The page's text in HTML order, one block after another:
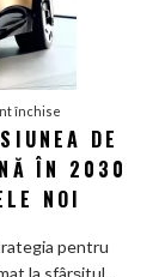
închise
Peugeot
renunță
la
a
DE
ÎN 2030
NOI
pentru
la sfârșitul...